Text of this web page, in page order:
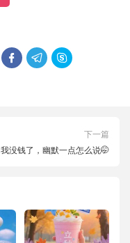
  
下一篇
我没钱了，幽默一点怎么说🤭